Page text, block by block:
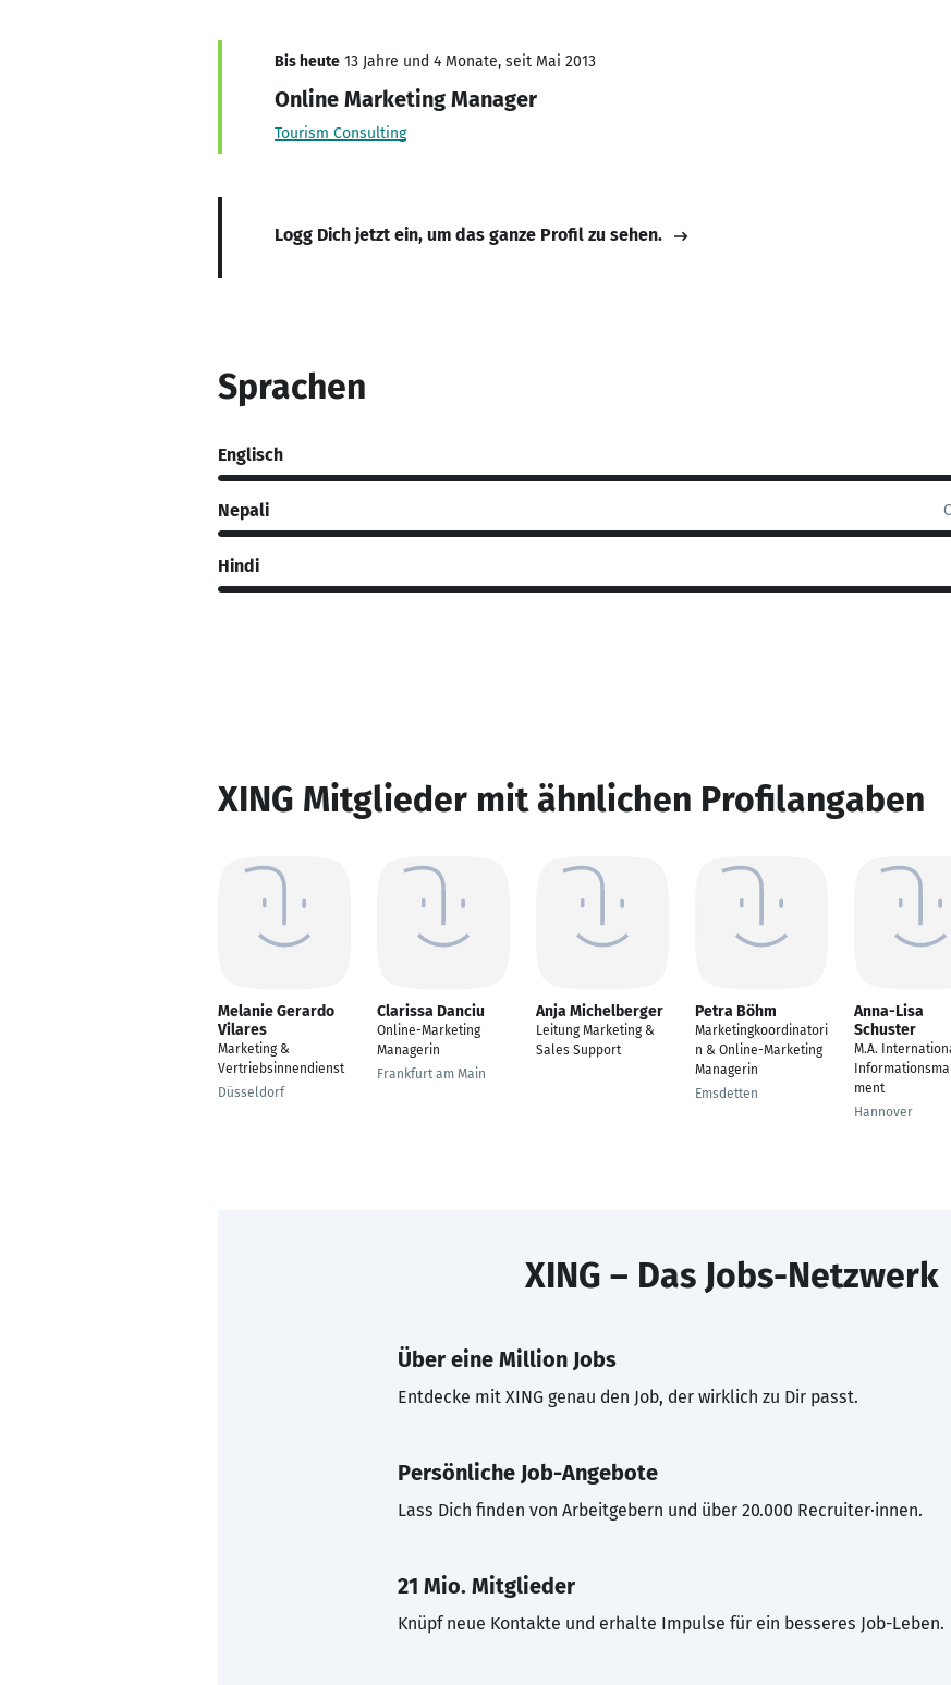
Bis heute 13 Jahre und 4 Monate, seit Mai 2013
Online Marketing Manager
Tourism Consulting
Logg Dich jetzt ein, um das ganze Profil zu sehen.
Sprachen
Englisch
Nepali
Hindi
XING Mitglieder mit ähnlichen Profilangaben
Melanie Gerardo
Vilares
Marketing &
Vertriebsinnendienst
Düsseldorf
Clarissa Danciu
Online-Marketing
Managerin
Frankfurt am Main
Anja Michelberger
Leitung Marketing &
Sales Support
Petra Böhm
Marketingkoordinatori
n & Online-Marketing
Managerin
Emsdetten
Anna-Lisa
Schuster
M.A.
ment
Hannover
XING – Das Jobs-Netzwerk
Über eine Million Jobs
Entdecke mit XING genau den Job, der wirklich zu Dir passt.
Persönliche Job-Angebote
Lass Dich finden von Arbeitgebern und über 20.000 Recruiter·innen.
21 Mio. Mitglieder
Knüpf neue Kontakte und erhalte Impulse für ein besseres Job-Leben.